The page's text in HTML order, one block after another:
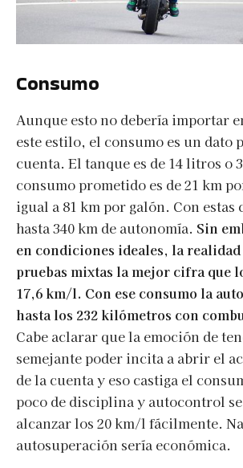
Consumo
Aunque esto no debería importar
este estilo, el consumo es un dato
cuenta. El tanque es de 14 litros o
consumo prometido es de 21 km
igual a 81 km por galón. Con estas
hasta 340 km de autonomía. Sin
en condiciones ideales, la realidad
pruebas mixtas la mejor cifra que
17,6 km/l. Con ese consumo la
hasta los 232 kilómetros con
Cabe aclarar que la emoción de
semejante poder incita a abrir el
de la cuenta y eso castiga el
poco de disciplina y autocontrol
alcanzar los 20 km/l fácilmente.
autosuperación sería económica.